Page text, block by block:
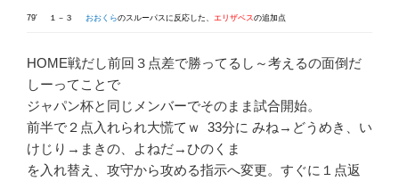
79′ １－３ おおくらのスルーパスに反応した、 エリザベス の追加点
HOME戦だし前回３点差で勝ってるし～考えるの面倒だ
しーってことで
ジャパン杯と同じメンバーでそのまま試合開始。
前半で２点入れられ大慌てｗ 33分に みね→どうめき、い
けじり→まきの、よねだ→ひのくま
を入れ替え、攻守から攻める指示へ変更。すぐに１点返